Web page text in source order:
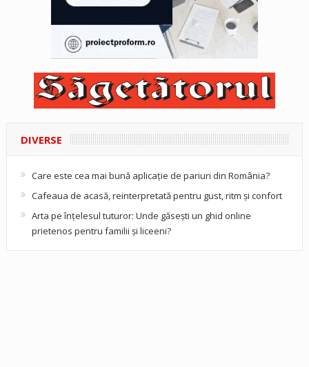
DIVERSE
Care este cea mai bună aplicație de pariuri din România?
Cafeaua de acasă, reinterpretată pentru gust, ritm și confort
Arta pe înțelesul tuturor: Unde găsești un ghid online
prietenos pentru familii și liceeni?